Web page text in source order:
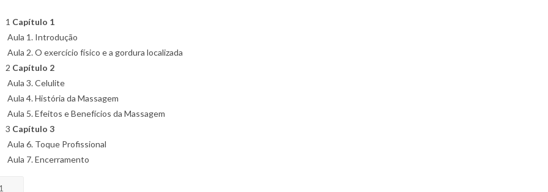
1 Capítulo 1
Aula 1. Introdução
Aula 2. O exercício físico e a gordura localizada
2 Capítulo 2
Aula 3. Celulite
Aula 4. História da Massagem
Aula 5. Efeitos e Benefícios da Massagem
3 Capítulo 3
Aula 6. Toque Profissional
Aula 7. Encerramento